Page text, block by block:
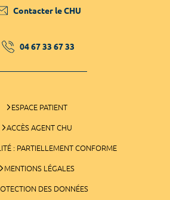
Contacter le CHU
04 67 33 67 33
ESPACE PATIENT
ACCÈS AGENT CHU
: PARTIELLEMENT CONFORME
MENTIONS LÉGALES
DES DONNÉES